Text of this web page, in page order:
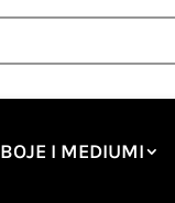
BOJE I MEDIUMI